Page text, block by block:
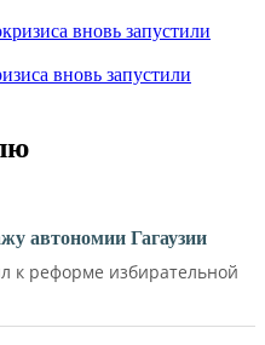
вновь запустили
автономии Гагаузии
к реформе избирательной